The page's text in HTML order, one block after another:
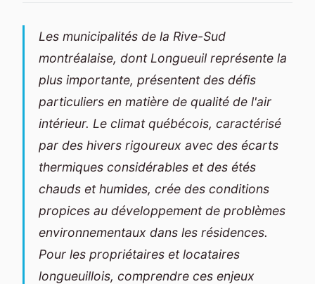
Les municipalités de la Rive-Sud
montréalaise, dont Longueuil représente la
plus importante, présentent des défis
particuliers en matière de qualité de l'air
intérieur. Le climat québécois, caractérisé
par des hivers rigoureux avec des écarts
thermiques considérables et des étés
chauds et humides, crée des conditions
propices au développement de problèmes
environnementaux dans les résidences.
Pour les propriétaires et locataires
longueuillois, comprendre ces enjeux